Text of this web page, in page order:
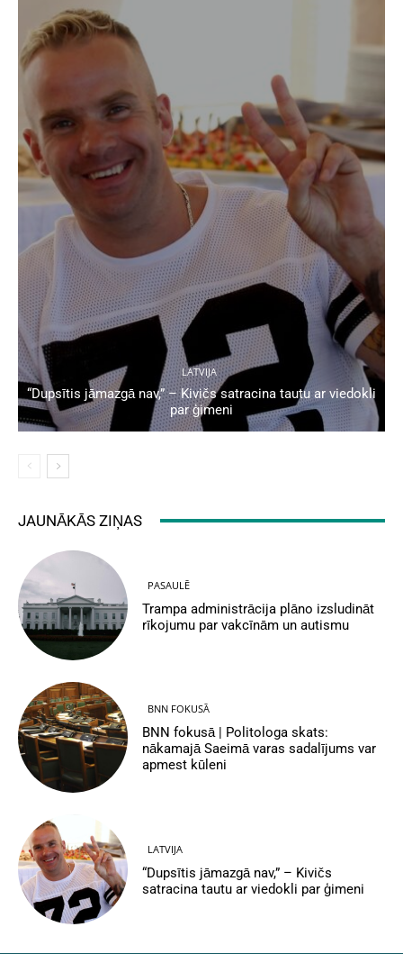
LATVIJA
“Dupsītis jāmazgā nav,” – Kivičs satracina tautu ar viedokli
par ģimeni
JAUNĀKĀS ZIŅAS
PASAULĒ
Trampa administrācija plāno izsludināt
rīkojumu par vakcīnām un autismu
BNN FOKUSĀ
BNN fokusā | Politologa skats:
nākamajā Saeimā varas sadalījums var
apmest kūleni
LATVIJA
“Dupsītis jāmazgā nav,” – Kivičs
satracina tautu ar viedokli par ģimeni